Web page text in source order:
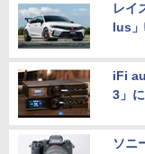
レイ
lus
iFi
3」
ソニ